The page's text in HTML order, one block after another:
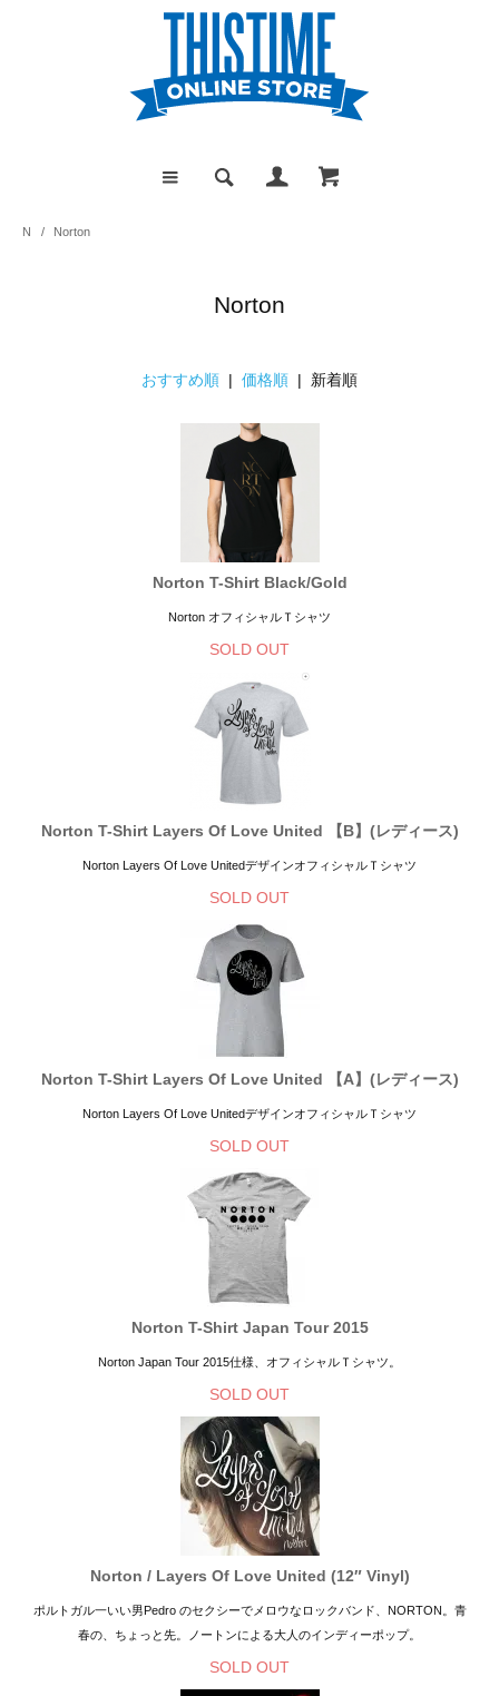
N / Norton
Norton
おすすめ順 | 価格順 | 新着順
Norton T-Shirt Black/Gold
Norton オフィシャルＴシャツ
SOLD OUT
Norton T-Shirt Layers Of Love United 【B】(レディース)
Norton Layers Of Love UnitedデザインオフィシャルＴシャツ
SOLD OUT
Norton T-Shirt Layers Of Love United 【A】(レディース)
Norton Layers Of Love UnitedデザインオフィシャルＴシャツ
SOLD OUT
Norton T-Shirt Japan Tour 2015
Norton Japan Tour 2015仕様、オフィシャルＴシャツ。
SOLD OUT
Norton / Layers Of Love United (12″ Vinyl)
ポルトガル一いい男Pedro のセクシーでメロウなロックバンド、NORTON。青
春の、ちょっと先。ノートンによる大人のインディーポップ。
SOLD OUT